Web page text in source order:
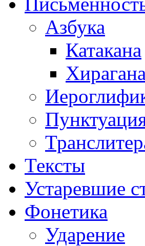
Азбука
Катакана
Хирагана
Тексты
Устаревшие
Фонетика
Ударение